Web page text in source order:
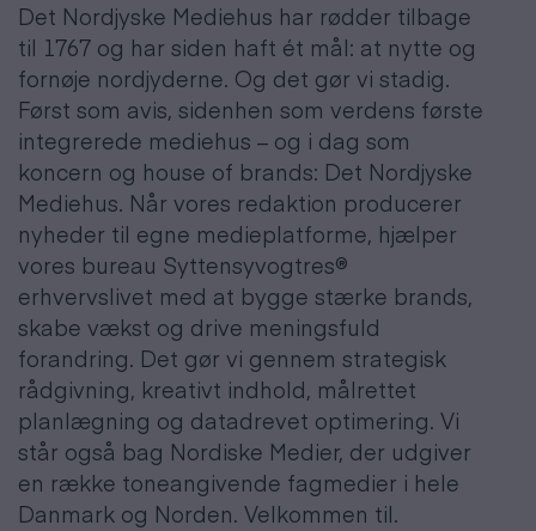
Det Nordjyske Mediehus har rødder tilbage
til 1767 og har siden haft ét mål: at nytte og
fornøje nordjyderne. Og det gør vi stadig.
Først som avis, sidenhen som verdens første
integrerede mediehus – og i dag som
koncern og house of brands: Det Nordjyske
Mediehus. Når vores redaktion producerer
nyheder til egne medieplatforme, hjælper
vores bureau Syttensyvogtres®
erhvervslivet med at bygge stærke brands,
skabe vækst og drive meningsfuld
forandring. Det gør vi gennem strategisk
rådgivning, kreativt indhold, målrettet
planlægning og datadrevet optimering. Vi
står også bag Nordiske Medier, der udgiver
en række toneangivende fagmedier i hele
Danmark og Norden. Velkommen til.